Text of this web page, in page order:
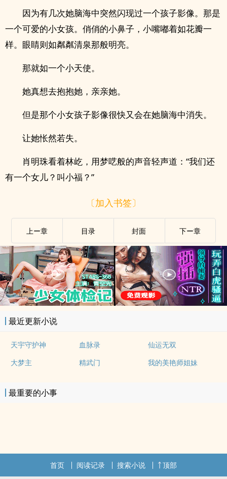
因为有几次她脑海中突然闪现过一个孩子影像。那是
一个可爱的小女孩。俏俏的小鼻子，小嘴嘟着如花瓣一
样。眼睛则如粼粼清泉那般明亮。
那就如一个小天使。
她真想去抱抱她，亲亲她。
但是那个小女孩子影像很快又会在她脑海中消失。
让她怅然若失。
肖明珠看着林屹，用梦呓般的声音轻声道：“我们还
有一个女儿？叫小福？”
〔加入书签〕
上ー章 目录 封面 下ー章
.
最近更新小说
天宇守护神 血脉录
仙运无双
大梦主
精武门 我的美艳师姐妹
最重要的小事
首页 阅读记录 搜索小说 顶部